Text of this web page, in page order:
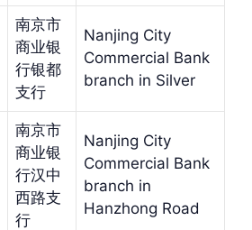
南京市
商业银
行银都
支行
Nanjing City
Commercial Bank
branch in Silver
南京市
商业银
行汉中
西路支
行
Nanjing City
Commercial Bank
branch in
Hanzhong Road